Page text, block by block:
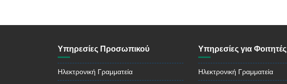
Υπηρεσίες Προσωπικού
Ηλεκτρονική Γραμματεία
Υπηρεσίες για Φοιτητές
Ηλεκτρονική Γραμματεία